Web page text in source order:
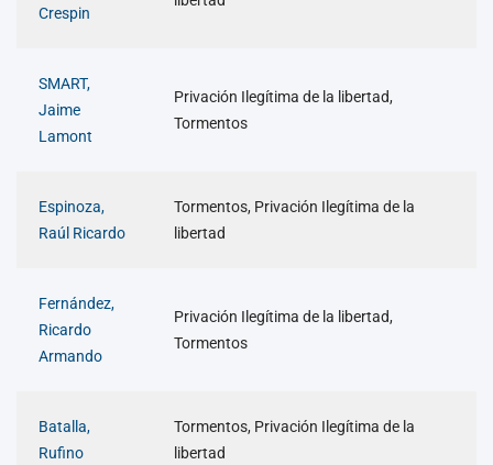
Crespin
SMART,
Jaime
Lamont
Privación Ilegítima de la libertad,
Tormentos
Espinoza,
Raúl Ricardo
Tormentos, Privación Ilegítima de la
libertad
Fernández,
Ricardo
Armando
Privación Ilegítima de la libertad,
Tormentos
Batalla,
Rufino
Tormentos, Privación Ilegítima de la
libertad